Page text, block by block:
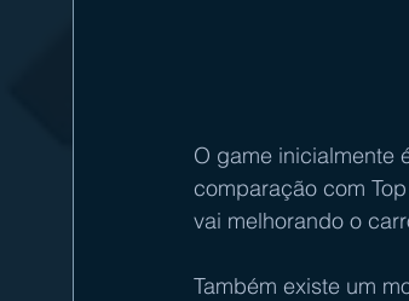
O game inicialmente
comparação com
vai melhorando o
Também existe um